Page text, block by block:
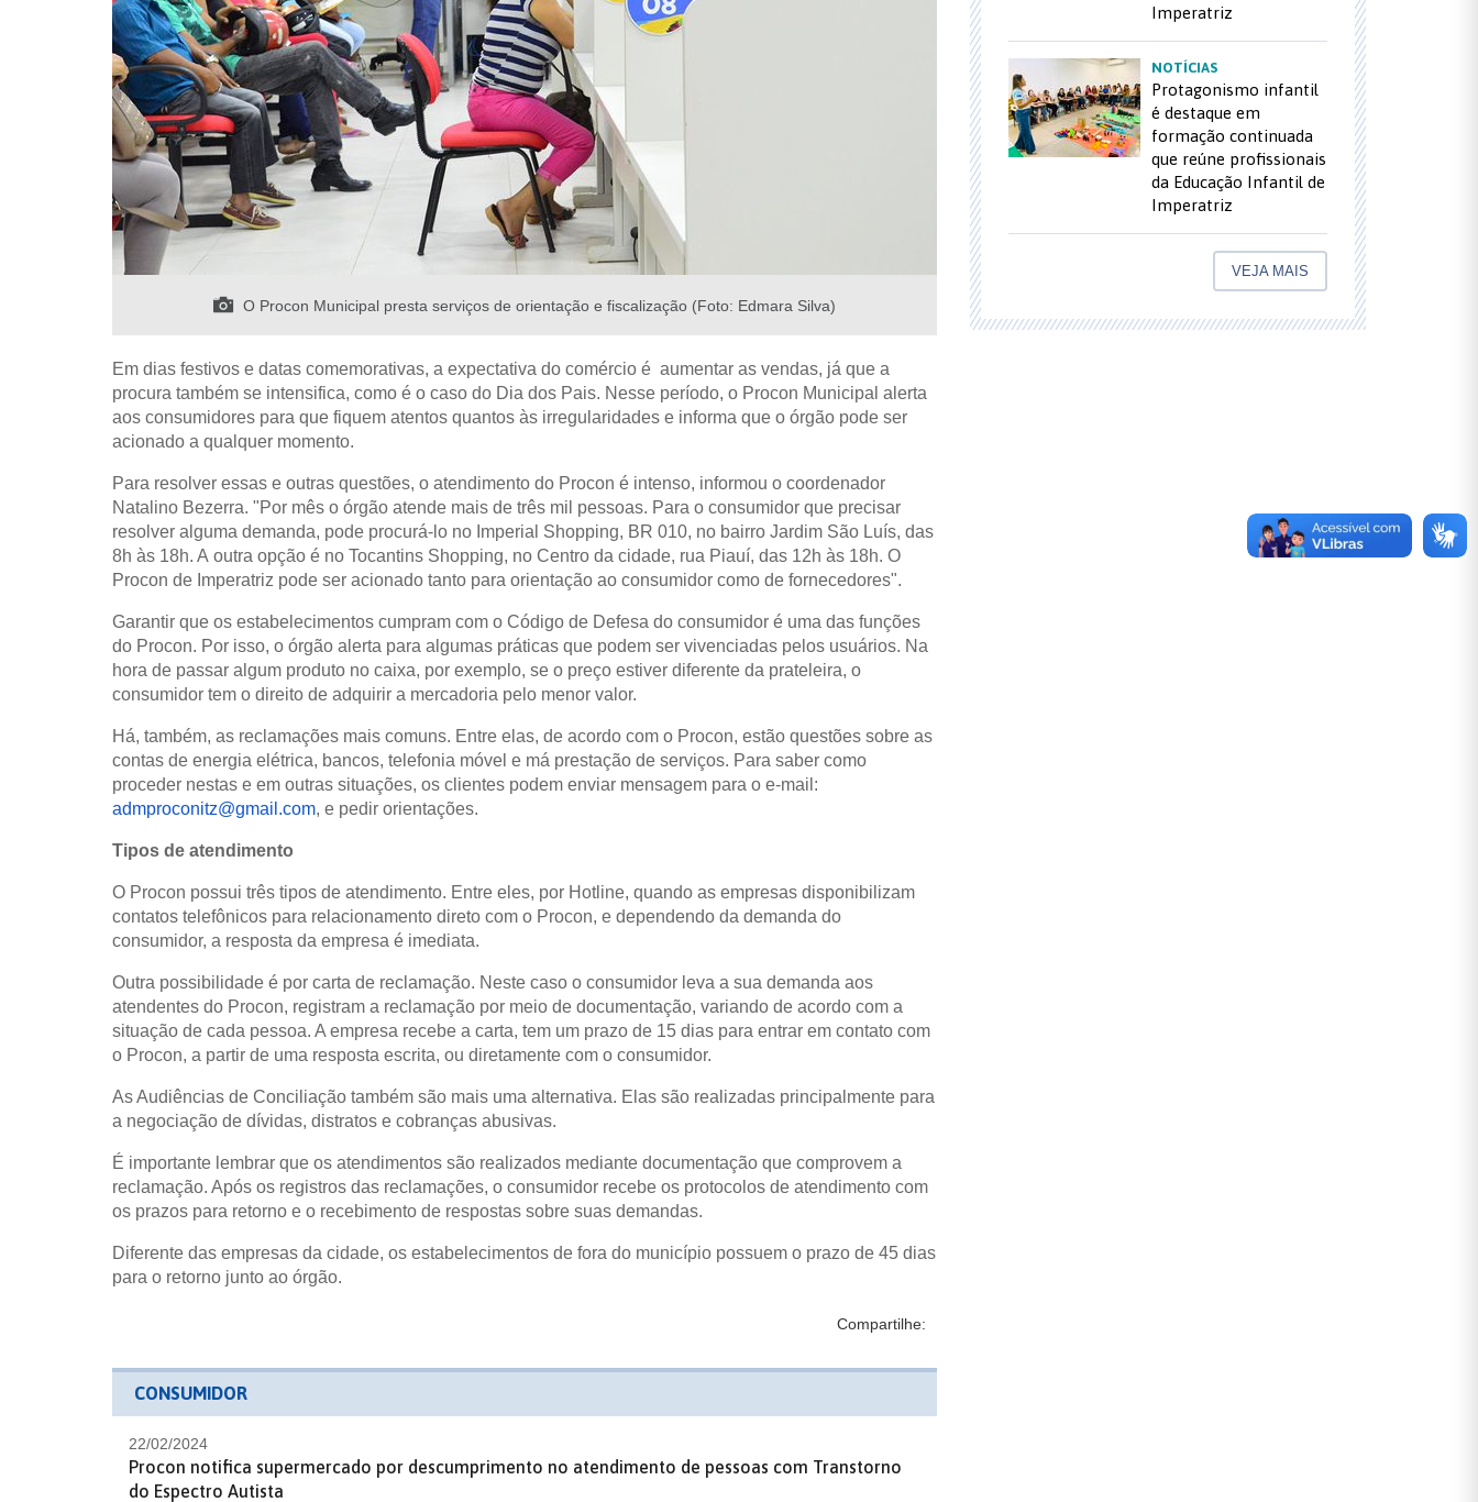
O Procon Municipal presta serviços de orientação e fiscalização (Foto: Edmara Silva)
Em dias festivos e datas comemorativas, a expectativa do comércio é aumentar as vendas, já que a
procura também se intensifica, como é o caso do Dia dos Pais. Nesse período, o Procon Municipal alerta
aos consumidores para que fiquem atentos quantos às irregularidades e informa que o órgão pode ser
acionado a qualquer momento.
Para resolver essas e outras questões, o atendimento do Procon é intenso, informou o coordenador
Natalino Bezerra. "Por mês o órgão atende mais de três mil pessoas. Para o consumidor que precisar
resolver alguma demanda, pode procurá-lo no Imperial Shopping, BR 010, no bairro Jardim São Luís, das
8h às 18h. A outra opção é no Tocantins Shopping, no Centro da cidade, rua Piauí, das 12h às 18h. O
Procon de Imperatriz pode ser acionado tanto para orientação ao consumidor como de fornecedores".
Garantir que os estabelecimentos cumpram com o Código de Defesa do consumidor é uma das funções
do Procon. Por isso, o órgão alerta para algumas práticas que podem ser vivenciadas pelos usuários. Na
hora de passar algum produto no caixa, por exemplo, se o preço estiver diferente da prateleira, o
consumidor tem o direito de adquirir a mercadoria pelo menor valor.
Há, também, as reclamações mais comuns. Entre elas, de acordo com o Procon, estão questões sobre as
contas de energia elétrica, bancos, telefonia móvel e má prestação de serviços. Para saber como
proceder nestas e em outras situações, os clientes podem enviar mensagem para o e-mail:
admproconitz@gmail.com, e pedir orientações.
Tipos de atendimento
O Procon possui três tipos de atendimento. Entre eles, por Hotline, quando as empresas disponibilizam
contatos telefônicos para relacionamento direto com o Procon, e dependendo da demanda do
consumidor, a resposta da empresa é imediata.
Outra possibilidade é por carta de reclamação. Neste caso o consumidor leva a sua demanda aos
atendentes do Procon, registram a reclamação por meio de documentação, variando de acordo com a
situação de cada pessoa. A empresa recebe a carta, tem um prazo de 15 dias para entrar em contato com
o Procon, a partir de uma resposta escrita, ou diretamente com o consumidor.
As Audiências de Conciliação também são mais uma alternativa. Elas são realizadas principalmente para
a negociação de dívidas, distratos e cobranças abusivas.
É importante lembrar que os atendimentos são realizados mediante documentação que comprovem a
reclamação. Após os registros das reclamações, o consumidor recebe os protocolos de atendimento com
os prazos para retorno e o recebimento de respostas sobre suas demandas.
Diferente das empresas da cidade, os estabelecimentos de fora do município possuem o prazo de 45 dias
para o retorno junto ao órgão.
Compartilhe:
CONSUMIDOR
22/02/2024
Procon notifica supermercado por descumprimento no atendimento de pessoas com Transtorno
do Espectro Autista
Imperatriz
NOTÍCIAS
Protagonismo infantil
é destaque em
formação continuada
que reúne profissionais
da Educação Infantil de
Imperatriz
VEJA MAIS